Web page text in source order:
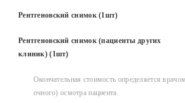
Рентгеновский снимок (1шт)
Рентгеновский снимок (пациенты других
клиник) (1шт)
Окончательная стоимость определяется
очного) осмотра пациента.